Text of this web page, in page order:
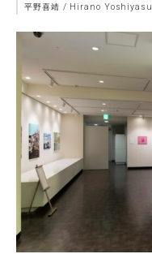
平野喜靖 / Hirano Yoshiyasu